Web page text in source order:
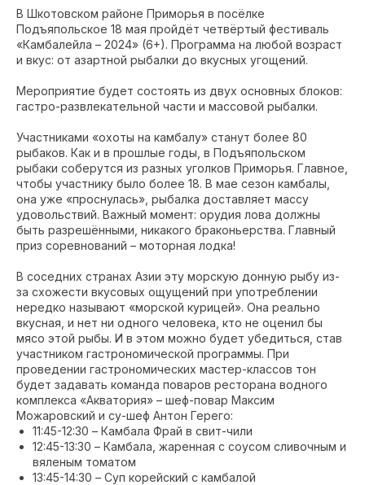
В Шкотовском районе Приморья в посёлке
Подъяпольское 18 мая пройдёт четвёртый фестиваль
«Камбалейла – 2024» (6+). Программа на любой возраст
и вкус: от азартной рыбалки до вкусных угощений.
Мероприятие будет состоять из двух основных блоков:
гастро-развлекательной части и массовой рыбалки.
Участниками «охоты на камбалу» станут более 80
рыбаков. Как и в прошлые годы, в Подъяпольском
рыбаки соберутся из разных уголков Приморья. Главное,
чтобы участнику было более 18. В мае сезон камбалы,
она уже «проснулась», рыбалка доставляет массу
удовольствий. Важный момент: орудия лова должны
быть разрешёнными, никакого браконьерства. Главный
приз соревнований – моторная лодка!
В соседних странах Азии эту морскую донную рыбу из-
за схожести вкусовых ощущений при употреблении
нередко называют «морской курицей». Она реально
вкусная, и нет ни одного человека, кто не оценил бы
мясо этой рыбы. И в этом можно будет убедиться, став
участником гастрономической программы. При
проведении гастрономических мастер-классов тон
будет задавать команда поваров ресторана водного
комплекса «Акватория» – шеф-повар Максим
Можаровский и су-шеф Антон Герего:
11:45-12:30 – Камбала Фрай в свит-чили
12:45-13:30 – Камбала, жаренная с соусом сливочным и
вяленым томатом
13:45-14:30 – Суп корейский с камбалой